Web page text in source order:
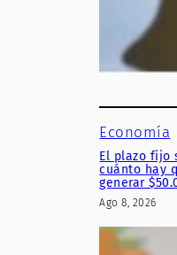
Economía
El plazo fijo
cuánto hay
generar
Ago 8, 2026